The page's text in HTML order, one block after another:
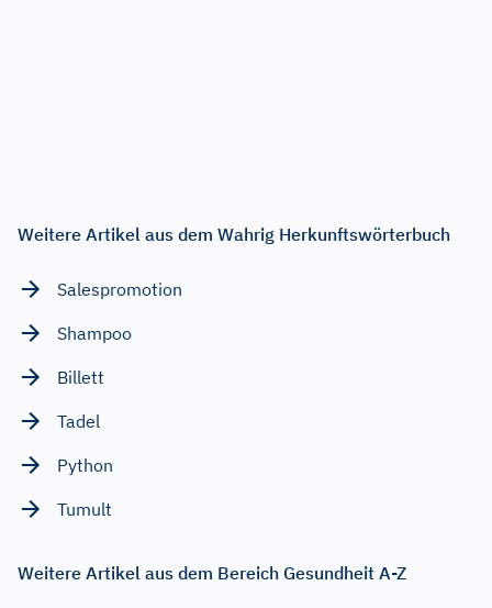
Weitere Artikel aus dem Wahrig Herkunftswörterbuch
Salespromotion
Shampoo
Billett
Tadel
Python
Tumult
Weitere Artikel aus dem Bereich Gesundheit A-Z